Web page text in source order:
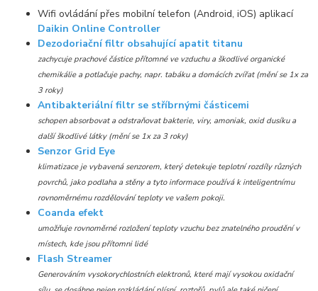
Wifi ovládání přes mobilní telefon (Android, iOS) aplikací
Daikin Online Controller
Dezodoriační filtr obsahující apatit titanu
zachycuje prachové částice přítomné ve vzduchu a škodlivé organické
chemikálie a potlačuje pachy, napr. tabáku a domácích zvířat (mění se 1x za
3 roky)
Antibakteriální filtr se stříbrnými částicemi
schopen absorbovat a odstraňovat bakterie, viry, amoniak, oxid dusíku a
další škodlivé látky (mění se 1x za 3 roky)
Senzor Grid Eye
klimatizace je vybavená senzorem, který detekuje teplotní rozdíly různých
povrchů, jako podlaha a stěny a tyto informace používá k inteligentnímu
rovnoměrnému rozdělování teploty ve vašem pokoji.
Coanda efekt
umožňuje rovnoměrné rozložení teploty vzuchu bez znatelného proudění v
místech, kde jsou přítomni lidé
Flash Streamer
Generováním vysokorychlostních elektronů, které mají vysokou oxidační